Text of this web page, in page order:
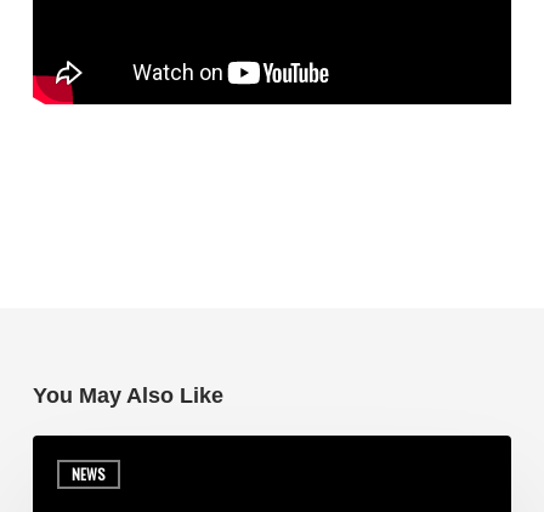
You May Also Like
NEWS